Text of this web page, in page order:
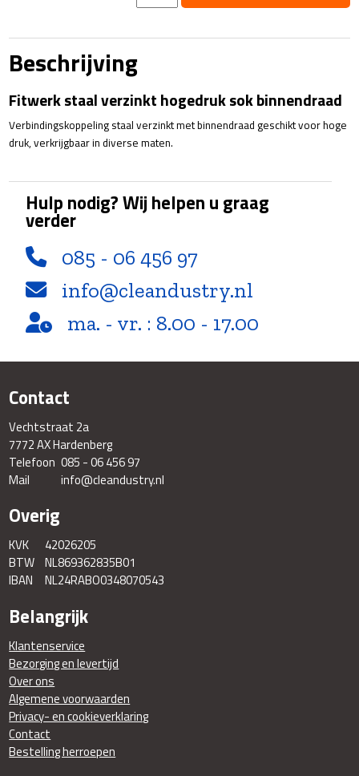
staal
aantal
Beschrijving
Fitwerk staal verzinkt hogedruk sok binnendraad
Verbindingskoppeling staal verzinkt met binnendraad geschikt voor hoge
druk, verkrijgbaar in diverse maten.
Hulp nodig? Wij helpen u graag
verder
085 - 06 456 97
info@cleandustry.nl
ma. - vr. : 8.00 - 17.00
Contact
Vechtstraat 2a
7772 AX Hardenberg
Telefoon 085 - 06 456 97
Mail
info@cleandustry.nl
Overig
KVK
42026205
BTW NL869362835B01
IBAN
NL24RABO0348070543
Belangrijk
Klantenservice
Bezorging en levertijd
Over ons
Algemene voorwaarden
Privacy- en cookieverklaring
Contact
Bestelling herroepen